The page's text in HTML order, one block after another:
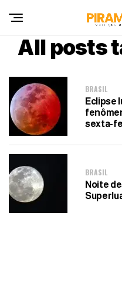
All posts
BRASIL
Eclipse
sexta-
BRASIL
Noite